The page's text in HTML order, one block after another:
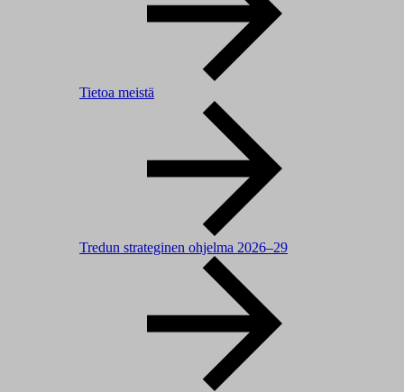
Tietoa meistä
Tredun strateginen ohjelma 2026–29